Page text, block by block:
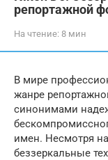
репортажной
На чтение: 8 мин
В мире
жанре
синонимами
имен. Несмотря
беззеркальные